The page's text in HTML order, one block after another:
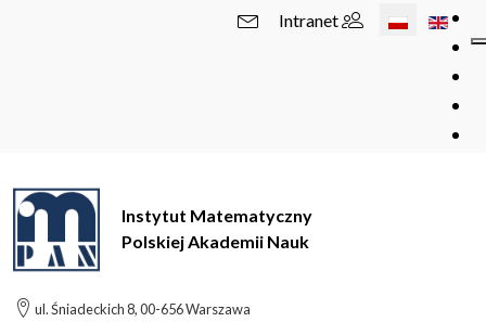
Wybierz swój
Intranet
Instytut Matematyczny
Polskiej Akademii Nauk
ul. Śniadeckich 8, 00-656 Warszawa